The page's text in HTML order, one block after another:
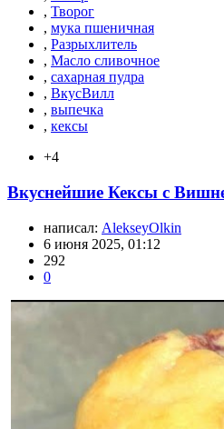
, Творог
, мука пшеничная
, Разрыхлитель
, Масло сливочное
, сахарная пудра
, ВкусВилл
, выпечка
, кексы
+4
Вкуснейшие Кексы с
написал: AlekseyOlkin
6 июня 2025, 01:12
292
0